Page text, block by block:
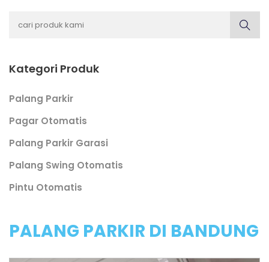
Kategori Produk
Palang Parkir
Pagar Otomatis
Palang Parkir Garasi
Palang Swing Otomatis
Pintu Otomatis
PALANG PARKIR DI BANDUNG